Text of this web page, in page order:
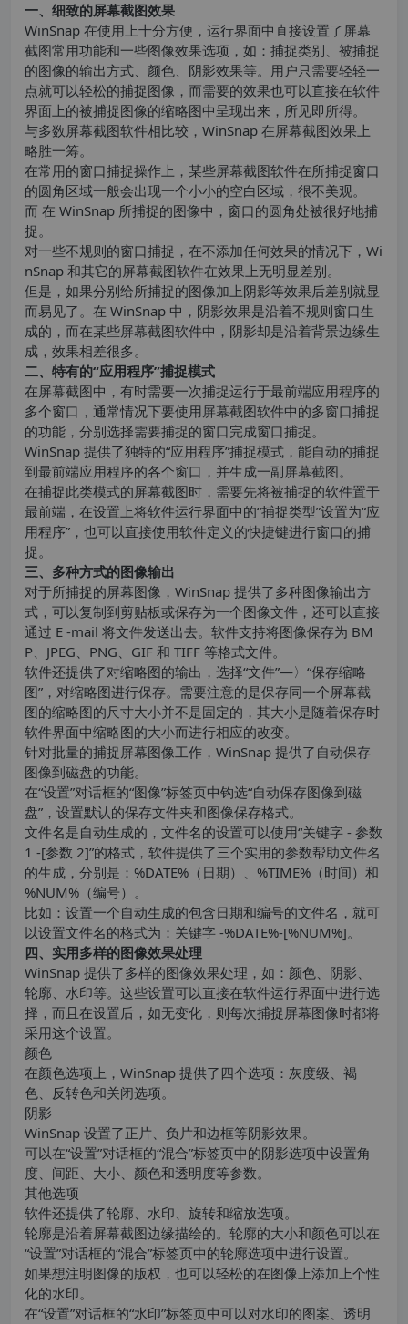
一、细致的屏幕截图效果
WinSnap 在使用上十分方便，运行界面中直接设置了屏幕
截图常用功能和一些图像效果选项，如：捕捉类别、被捕捉
的图像的输出方式、颜色、阴影效果等。用户只需要轻轻一
点就可以轻松的捕捉图像，而需要的效果也可以直接在软件
界面上的被捕捉图像的缩略图中呈现出来，所见即所得。
与多数屏幕截图软件相比较，WinSnap 在屏幕截图效果上
略胜一筹。
在常用的窗口捕捉操作上，某些屏幕截图软件在所捕捉窗口
的圆角区域一般会出现一个小小的空白区域，很不美观。
而 在 WinSnap 所捕捉的图像中，窗口的圆角处被很好地捕
捉。
对一些不规则的窗口捕捉，在不添加任何效果的情况下，Wi
nSnap 和其它的屏幕截图软件在效果上无明显差别。
但是，如果分别给所捕捉的图像加上阴影等效果后差别就显
而易见了。在 WinSnap 中，阴影效果是沿着不规则窗口生
成的，而在某些屏幕截图软件中，阴影却是沿着背景边缘生
成，效果相差很多。
二、特有的“应用程序”捕捉模式
在屏幕截图中，有时需要一次捕捉运行于最前端应用程序的
多个窗口，通常情况下要使用屏幕截图软件中的多窗口捕捉
的功能，分别选择需要捕捉的窗口完成窗口捕捉。
WinSnap 提供了独特的“应用程序”捕捉模式，能自动的捕捉
到最前端应用程序的各个窗口，并生成一副屏幕截图。
在捕捉此类模式的屏幕截图时，需要先将被捕捉的软件置于
最前端，在设置上将软件运行界面中的“捕捉类型”设置为“应
用程序”，也可以直接使用软件定义的快捷键进行窗口的捕
捉。
三、多种方式的图像输出
对于所捕捉的屏幕图像，WinSnap 提供了多种图像输出方
式，可以复制到剪贴板或保存为一个图像文件，还可以直接
通过 E -mail 将文件发送出去。软件支持将图像保存为 BM
P、JPEG、PNG、GIF 和 TIFF 等格式文件。
软件还提供了对缩略图的输出，选择“文件”—〉“保存缩略
图”，对缩略图进行保存。需要注意的是保存同一个屏幕截
图的缩略图的尺寸大小并不是固定的，其大小是随着保存时
软件界面中缩略图的大小而进行相应的改变。
针对批量的捕捉屏幕图像工作，WinSnap 提供了自动保存
图像到磁盘的功能。
在“设置”对话框的“图像”标签页中钩选“自动保存图像到磁
盘”，设置默认的保存文件夹和图像保存格式。
文件名是自动生成的，文件名的设置可以使用“关键字 - 参数
1 -[参数 2]”的格式，软件提供了三个实用的参数帮助文件名
的生成，分别是：%DATE%（日期）、%TIME%（时间）和
%NUM%（编号）。
比如：设置一个自动生成的包含日期和编号的文件名，就可
以设置文件名的格式为：关键字 -%DATE%-[%NUM%]。
四、实用多样的图像效果处理
WinSnap 提供了多样的图像效果处理，如：颜色、阴影、
轮廓、水印等。这些设置可以直接在软件运行界面中进行选
择，而且在设置后，如无变化，则每次捕捉屏幕图像时都将
采用这个设置。
颜色
在颜色选项上，WinSnap 提供了四个选项：灰度级、褐
色、反转色和关闭选项。
阴影
WinSnap 设置了正片、负片和边框等阴影效果。
可以在“设置”对话框的“混合”标签页中的阴影选项中设置角
度、间距、大小、颜色和透明度等参数。
其他选项
软件还提供了轮廓、水印、旋转和缩放选项。
轮廓是沿着屏幕截图边缘描绘的。轮廓的大小和颜色可以在
“设置”对话框的“混合”标签页中的轮廓选项中进行设置。
如果想注明图像的版权，也可以轻松的在图像上添加上个性
化的水印。
在“设置”对话框的“水印”标签页中可以对水印的图案、透明